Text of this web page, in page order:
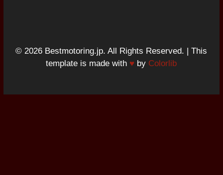
© 2026 Bestmotoring.jp. All Rights Reserved. | This
template is made with ♥ by Colorlib